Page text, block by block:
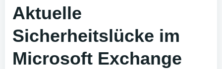
Aktuelle
Sicherheitslücke im
Microsoft Exchange